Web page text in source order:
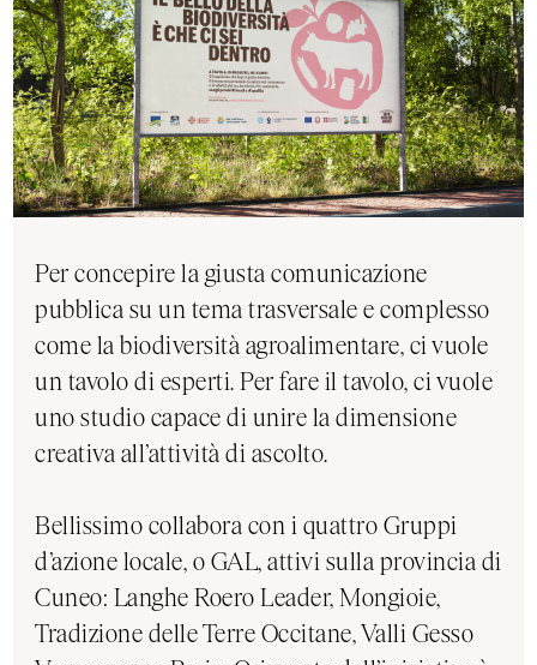
Per concepire la giusta comunicazione
pubblica su un tema trasversale e complesso
come la biodiversità agroalimentare, ci vuole
un tavolo di esperti. Per fare il tavolo, ci vuole
uno studio capace di unire la dimensione
creativa all’attività di ascolto.
Bellissimo collabora con i quattro Gruppi
d’azione locale, o GAL, attivi sulla provincia di
Cuneo: Langhe Roero Leader, Mongioie,
Tradizione delle Terre Occitane, Valli Gesso